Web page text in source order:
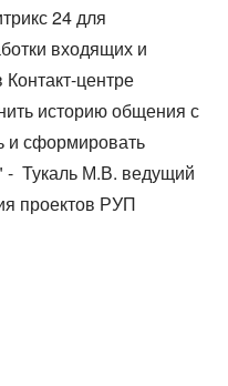
24 для
входящих и
центре
историю общения с
и сформировать
- Тукаль М.В. ведущий
проектов РУП